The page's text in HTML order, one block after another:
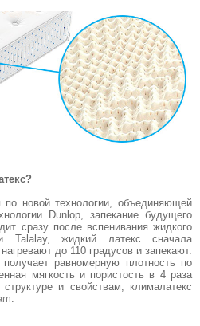
по новой технологии, объединяющей
Dunlop, запекание будущего
сразу после вспенивания жидкого
Talalay, жидкий латекс сначала
до 110 градусов и запекают.
равномерную плотность по
мягкость и пористость в 4 раза
и свойствам, клималатекс
.